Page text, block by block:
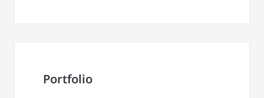
Portfolio